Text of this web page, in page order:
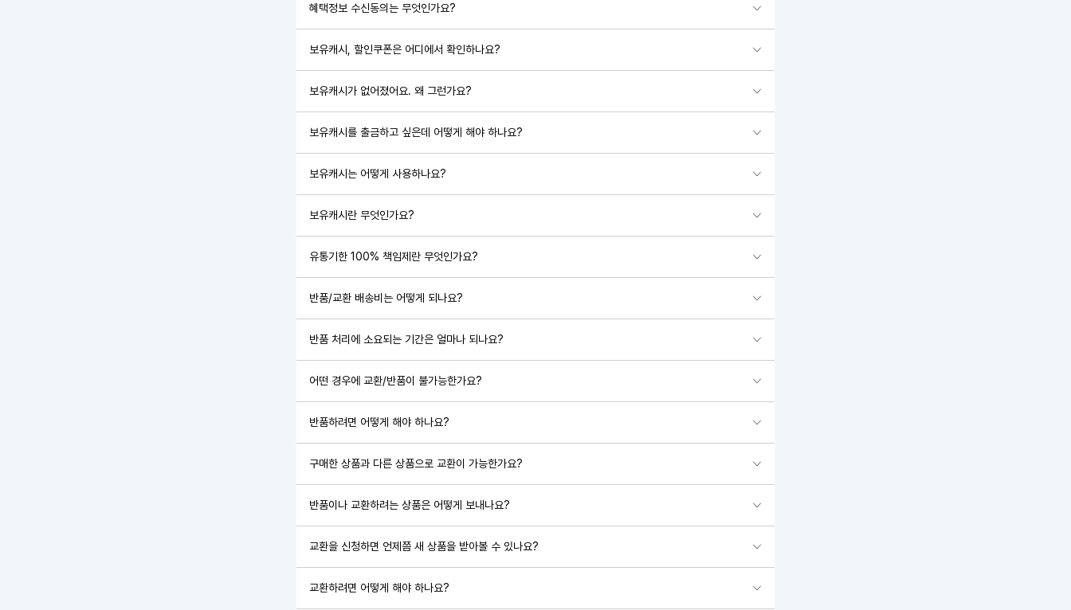
혜택정보 수신동의는 무엇인가요?
보유캐시, 할인쿠폰은 어디에서 확인하나요?
보유캐시가 없어졌어요. 왜 그런가요?
보유캐시를 출금하고 싶은데 어떻게 해야 하나요?
보유캐시는 어떻게 사용하나요?
보유캐시란 무엇인가요?
유통기한 100% 책임제란 무엇인가요?
반품/교환 배송비는 어떻게 되나요?
반품 처리에 소요되는 기간은 얼마나 되나요?
어떤 경우에 교환/반품이 불가능한가요?
반품하려면 어떻게 해야 하나요?
구매한 상품과 다른 상품으로 교환이 가능한가요?
반품이나 교환하려는 상품은 어떻게 보내나요?
교환을 신청하면 언제쯤 새 상품을 받아볼 수 있나요?
교환하려면 어떻게 해야 하나요?